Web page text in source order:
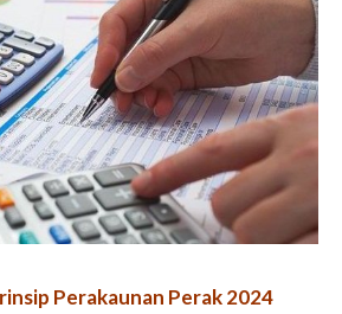
Perakaunan Perak 2024